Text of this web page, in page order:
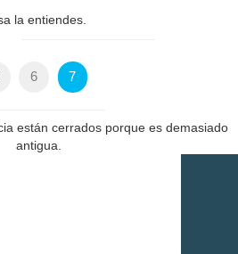
la entiendes.
6 7
están cerrados porque es demasiado
antigua.